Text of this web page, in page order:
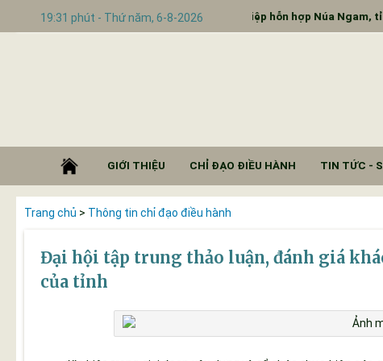
19:31 phút - Thứ năm, 6-8-2026
sơ đề nghị đầu tư thành lập Cụm công nghiệp hỗn hợp Núa Ngam, tỉnh
GIỚI THIỆU CHỈ ĐẠO ĐIỀU HÀNH TIN TỨC -
Trang chủ > Thông tin chỉ đạo điều hành
Đại hội tập trung thảo luận, đánh giá
của tỉnh